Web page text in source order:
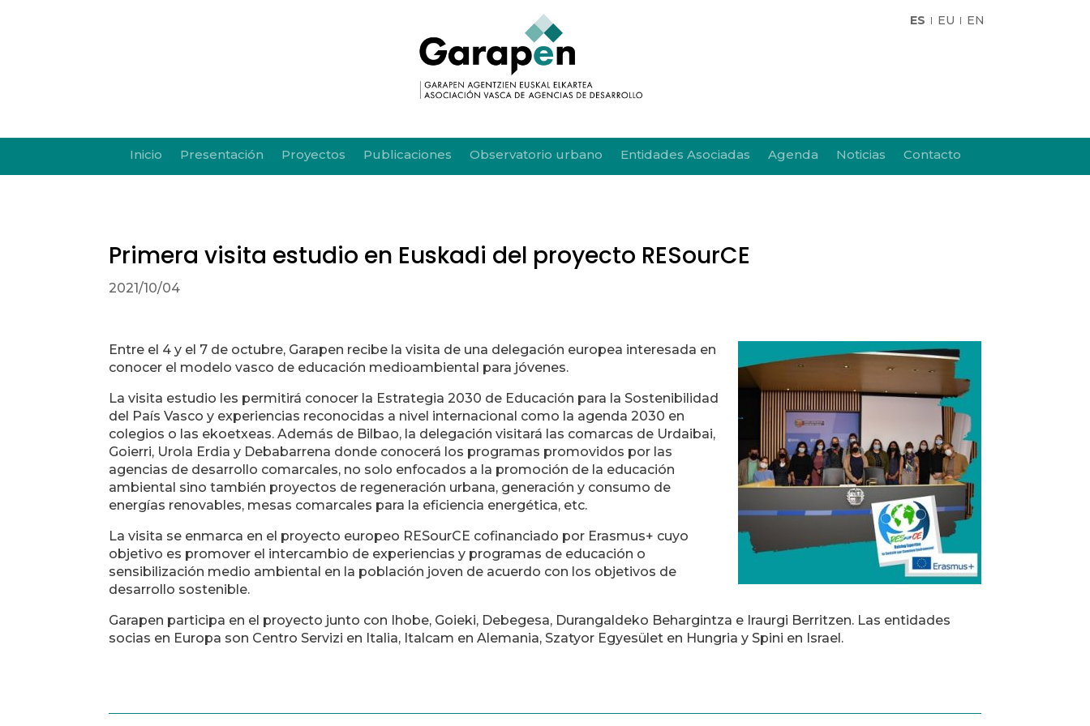
ES EU EN
Inicio Presentación Proyectos Publicaciones Observatorio urbano Entidades Asociadas Agenda Noticias Contacto
Primera visita estudio en Euskadi del proyecto RESourCE
2021/10/04
Entre el 4 y el 7 de octubre, Garapen recibe la visita de una delegación europea interesada en
conocer el modelo vasco de educación medioambiental para jóvenes.
La visita estudio les permitirá conocer la Estrategia 2030 de Educación para la Sostenibilidad
del País Vasco y experiencias reconocidas a nivel internacional como la agenda 2030 en
colegios o las ekoetxeas. Además de Bilbao, la delegación visitará las comarcas de Urdaibai,
Goierri, Urola Erdia y Debabarrena donde conocerá los programas promovidos por las
agencias de desarrollo comarcales, no solo enfocados a la promoción de la educación
ambiental sino también proyectos de regeneración urbana, generación y consumo de
energías renovables, mesas comarcales para la eficiencia energética, etc.
La visita se enmarca en el proyecto europeo RESourCE cofinanciado por Erasmus+ cuyo
objetivo es promover el intercambio de experiencias y programas de educación o
sensibilización medio ambiental en la población joven de acuerdo con los objetivos de
desarrollo sostenible.
Garapen participa en el proyecto junto con Ihobe, Goieki, Debegesa, Durangaldeko Behargintza e Iraurgi Berritzen. Las entidades
socias en Europa son Centro Servizi en Italia, Italcam en Alemania, Szatyor Egyesület en Hungria y Spini en Israel.